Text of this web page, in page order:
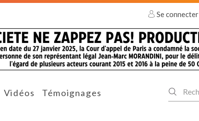
Se connecter
Vidéos Témoignages